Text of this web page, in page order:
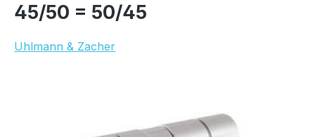
45/50 = 50/45
Uhlmann & Zacher